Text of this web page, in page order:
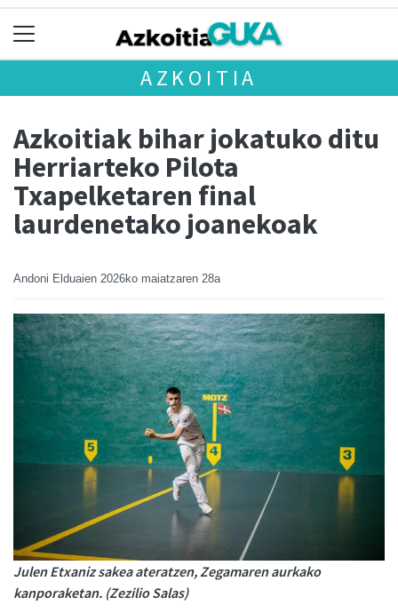
AZKOITIA
Azkoitiak bihar jokatuko ditu
Herriarteko Pilota
Txapelketaren final
laurdenetako joanekoak
Andoni Elduaien 2026ko maiatzaren 28a
Julen Etxaniz sakea ateratzen, Zegamaren aurkako
kanporaketan. (Zezilio Salas)